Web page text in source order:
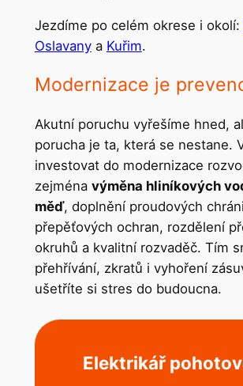
Jezdíme po celém okrese i okolí:
Oslavanya Kuřim.
Modernizace je
Akutní poruchu vyřešíme hned,
porucha je ta, která se nestane.
investovat do modernizace
zejména výměna hliníkových
měď, doplnění proudových
přepěťových ochran, rozdělení
okruhů a kvalitní rozvaděč. Tím
přehřívání, zkratů i vyhoření
ušetříte si stres do budoucna.
Elektrikář